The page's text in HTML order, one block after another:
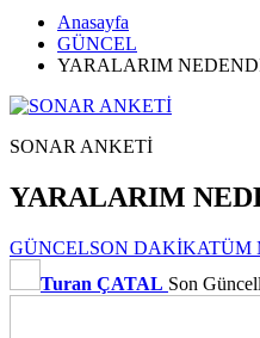
Anasayfa
GÜNCEL
YARALARIM
SONAR ANKETİ
YARALARIM
GÜNCELSON DAKİKATÜM
Turan ÇATAL Son